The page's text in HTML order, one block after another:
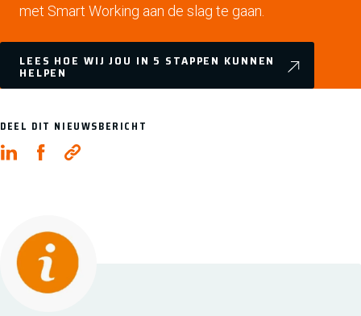
met Smart Working aan de slag te gaan.
LEES HOE WIJ JOU IN 5 STAPPEN KUNNEN
HELPEN
DEEL DIT NIEUWSBERICHT